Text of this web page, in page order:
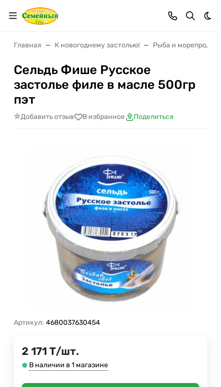
Главная К новогоднему застолью! Рыба и
Сельдь Фише Русское
застолье филе в масле 500гр
пэт
Добавить отзыв В избранное Поделиться
Артикул: 4680037630454
2 171 Т/шт.
В наличии в 1 магазине